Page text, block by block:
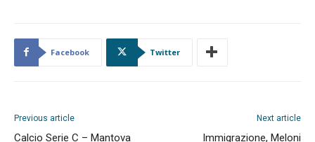
Facebook Twitter
Previous article
Calcio Serie C – Mantova
Next article
Immigrazione, Meloni